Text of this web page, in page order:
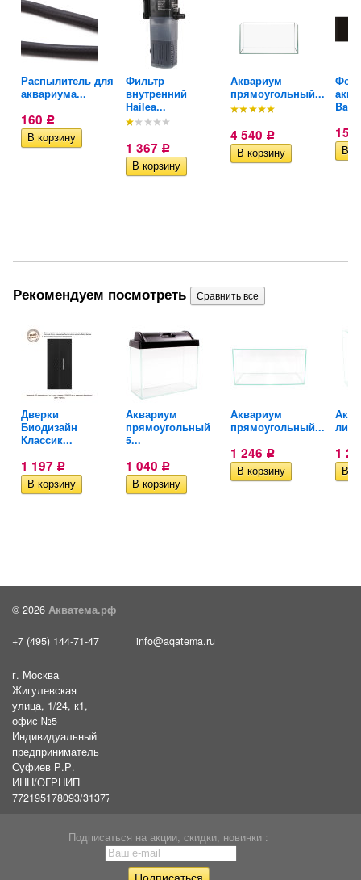
Распылитель для
аквариума...
160 Р
Фильтр
внутренний
Hailea...
1 367 Р
Аквариум
прямоугольный...
4 540 Р
Фон
150
Рекомендуем посмотреть
Дверки
Биодизайн
Классик...
1 197 Р
Аквариум
прямоугольный
5...
1 040 Р
Аквариум
прямоугольный...
1 246 Р 1
© 2026 Акватема.рф
+7 (495) 144-71-47 info@aqatema.ru
г. Москва
Жигулевская
улица, 1/24, к1,
офис №5
Индивидуальный
предприниматель
Суфиев Р.Р.
ИНН/ОГРНИП
772195178093/31377461610054
Подписаться на акции, скидки, новинки :